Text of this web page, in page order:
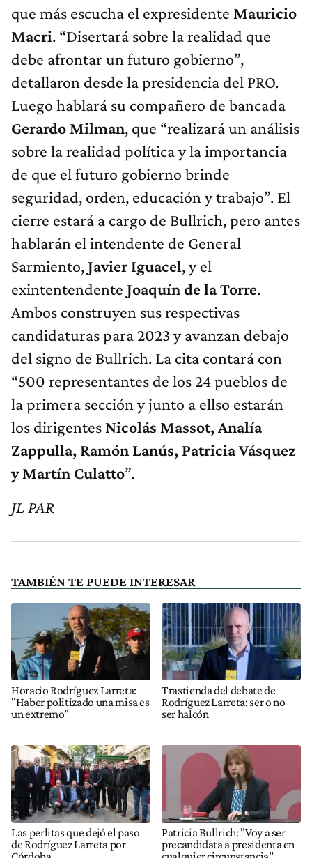
que más escucha el expresidente Mauricio
Macri. “Disertará sobre la realidad que
debe afrontar un futuro gobierno”,
detallaron desde la presidencia del PRO.
Luego hablará su compañero de bancada
Gerardo Milman, que “realizará un análisis
sobre la realidad política y la importancia
de que el futuro gobierno brinde
seguridad, orden, educación y trabajo”. El
cierre estará a cargo de Bullrich, pero antes
hablarán el intendente de General
Sarmiento,Javier Iguacel, y el
exintentendente Joaquín de la Torre.
Ambos construyen sus respectivas
candidaturas para 2023 y avanzan debajo
del signo de Bullrich. La cita contará con
“500 representantes de los 24 pueblos de
la primera sección y junto a ellso estarán
los dirigentes Nicolás Massot, Analía
Zappulla, Ramón Lanús, Patricia Vásquez
y Martín Culatto”.
JL PAR
TAMBIÉN TE PUEDE INTERESAR
Horacio Rodríguez Larreta:
"Haber politizado una misa es
un extremo"
Trastienda del debate de
Rodríguez Larreta: ser o no
ser halcón
Las perlitas que dejó el paso
de Rodríguez Larreta por
Patricia Bullrich: "Voy a ser
precandidata a presidenta en